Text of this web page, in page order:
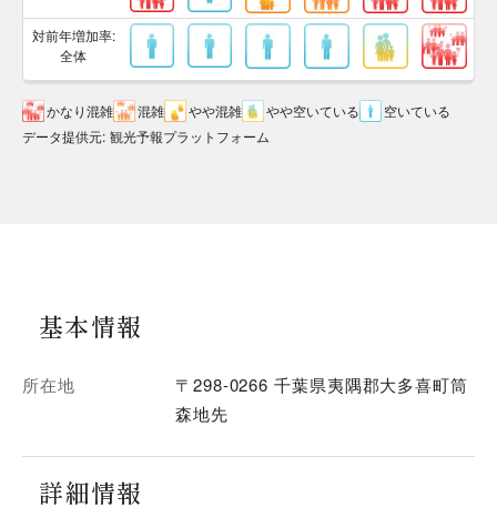
対前年増加率:
全体
かなり混雑 混雑 やや混雑 やや空いている
空いている
データ提供元: 観光予報プラットフォーム
基本情報
所在地
〒298-0266 千葉県夷隅郡大多喜町筒
森地先
詳細情報